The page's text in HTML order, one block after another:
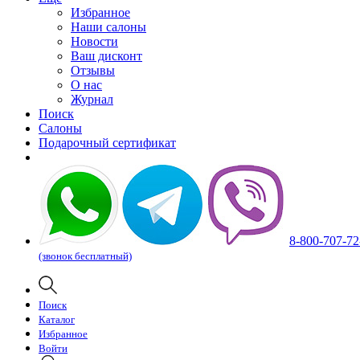
Избранное
Наши салоны
Новости
Ваш дисконт
Отзывы
О нас
Журнал
Поиск
Салоны
Подарочный сертификат
8-800-707-
(звонок бесплатный)
Поиск
Каталог
Избранное
Войти